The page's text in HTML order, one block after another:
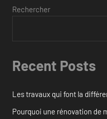
Rechercher
Recent Posts
Les travaux qui font la
Pourquoi une rénovation de